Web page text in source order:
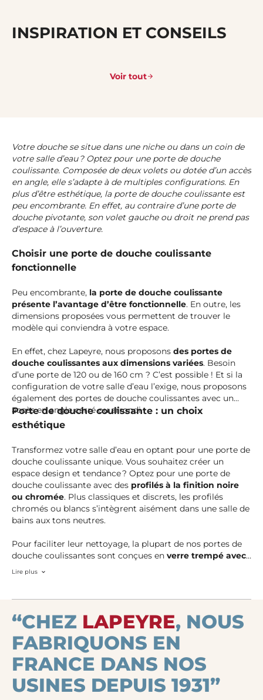
INSPIRATION ET CONSEILS
Voir tout
Votre douche se situe dans une niche ou dans un coin de
votre salle d’eau ? Optez pour une porte de douche
coulissante. Composée de deux volets ou dotée d’un accès
en angle, elle s’adapte à de multiples configurations. En
plus d’être esthétique, la porte de douche coulissante est
peu encombrante. En effet, au contraire d’une porte de
douche pivotante, son volet gauche ou droit ne prend pas
d’espace à l’ouverture.
Choisir une porte de douche coulissante
fonctionnelle
Peu encombrante, la porte de douche coulissante
présente l’avantage d’être fonctionnelle. En outre, les
dimensions proposées vous permettent de trouver le
modèle qui conviendra à votre espace.
En effet, chez Lapeyre, nous proposons des portes de
douche coulissantes aux dimensions variées. Besoin
d’une porte de 120 ou de 160 cm ? C’est possible ! Et si la
configuration de votre salle d’eau l’exige, nous proposons
également des portes de douche coulissantes avec un
accès en angle carré ou arrondi.
Porte de douche coulissante : un choix
esthétique
Transformez votre salle d’eau en optant pour une porte de
douche coulissante unique. Vous souhaitez créer un
espace design et tendance ? Optez pour une porte de
douche coulissante avec des profilés à la finition noire
ou chromée. Plus classiques et discrets, les profilés
chromés ou blancs s’intègrent aisément dans une salle de
bains aux tons neutres.
Pour faciliter leur nettoyage, la plupart de nos portes de
douche coulissantes sont conçues en verre trempé avec
traitement anticalcaire
Lire plus
“CHEZ LAPEYRE, NOUS
FABRIQUONS EN
FRANCE DANS NOS
USINES DEPUIS 1931”